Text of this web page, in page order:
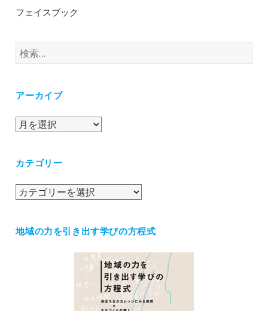
フェイスブック
検
索:
アーカイブ
ア
イ
カテゴリー
カ
リ
地域の力を引き出す学びの方程式